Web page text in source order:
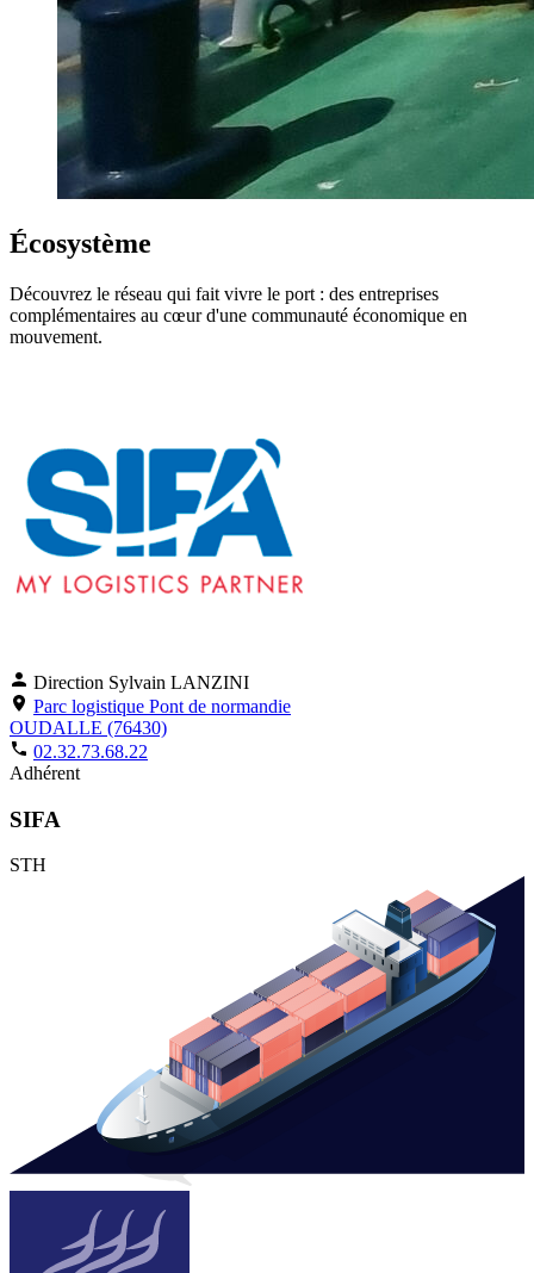
Écosystème
Découvrez le réseau qui fait vivre le port : des entreprises
complémentaires au cœur d'une communauté économique en
mouvement.
Direction Sylvain LANZINI
Parc logistique Pont de normandie
OUDALLE (76430)
02.32.73.68.22
Adhérent
SIFA
STH